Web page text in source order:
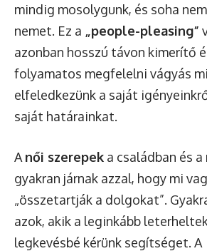
mindig mosolygunk, és soha
nemet. Ez a „people-pleasing”
azonban hosszú távon kimerítő
folyamatos megfelelni vágyás
elfeledkezünk a saját
saját határainkat.
A női szerepek a családban és
gyakran járnak azzal, hogy mi
„összetartják a dolgokat”.
azok, akik a leginkább
legkevésbé kérünk segítséget. A